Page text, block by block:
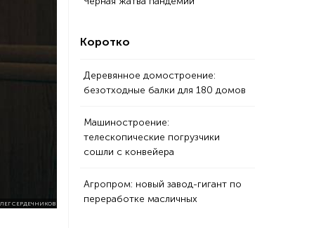
СЕРДЕЧНИКОВ
Коротко
Деревянное домостроение:
безотходные балки для 180 домов
Машиностроение:
телескопические погрузчики
сошли с конвейера
Агропром: новый завод-гигант по
переработке масличных